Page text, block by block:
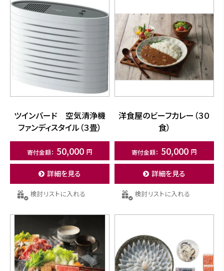
ツインバード 空気清浄機
ファンディスタイル（３畳）
50,000
詳細を見る
検討リストに入れる
洋食屋のビーフカレー（３０
食）
50,000
詳細を見る
検討リストに入れる